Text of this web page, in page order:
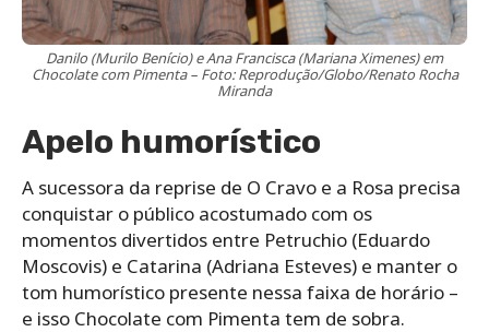
Danilo (Murilo Benício) e Ana Francisca (Mariana Ximenes) em
Chocolate com Pimenta – Foto: Reprodução/Globo/Renato Rocha
Miranda
Apelo humorístico
A sucessora da reprise de O Cravo e a Rosa precisa
conquistar o público acostumado com os
momentos divertidos entre Petruchio (Eduardo
Moscovis) e Catarina (Adriana Esteves) e manter o
tom humorístico presente nessa faixa de horário –
e isso Chocolate com Pimenta tem de sobra.